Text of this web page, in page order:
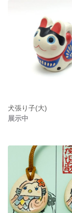
犬張り子(大)
展示中